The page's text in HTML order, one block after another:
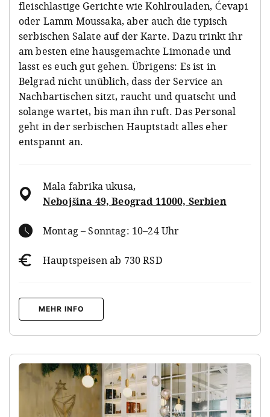
fleischlastige Gerichte wie Kohlrouladen, Ćevapi
oder Lamm Moussaka, aber auch die typisch
serbischen Salate auf der Karte. Dazu trinkt ihr
am besten eine hausgemachte Limonade und
lasst es euch gut gehen. Übrigens: Es ist in
Belgrad nicht unüblich, dass der Service an
Nachbartischen sitzt, raucht und quatscht und
solange wartet, bis man ihn ruft. Das Personal
geht in der serbischen Hauptstadt alles eher
entspannt an.
Mala fabrika ukusa,
Nebojšina 49, Beograd 11000, Serbien
Montag – Sonntag: 10–24 Uhr
Hauptspeisen ab 730 RSD
MEHR INFO